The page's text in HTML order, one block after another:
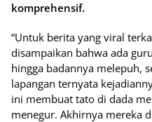
komprehensif.
“Untuk berita yang viral
disampaikan bahwa ada
hingga badannya melepuh,
lapangan ternyata
ini membuat tato di dada
menegur. Akhirnya mereka